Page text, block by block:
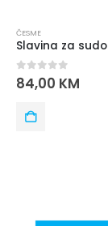
ČESME
0out of 5
84,00 KM